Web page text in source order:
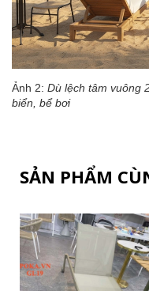
Ảnh 2: Dù lệch tâm vuông
biển, bể bơi
SẢN PHẨM